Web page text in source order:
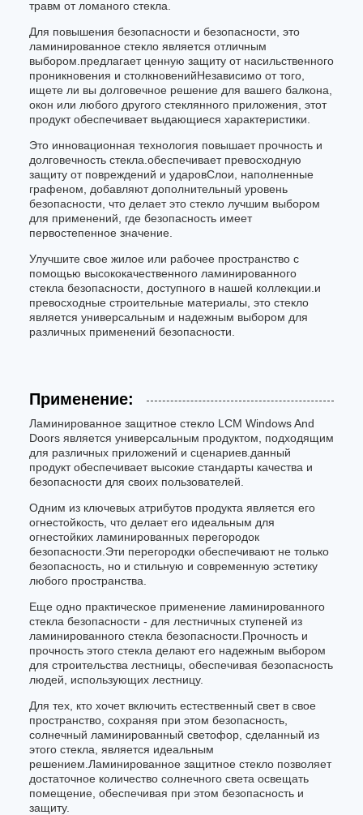
травм от ломаного стекла.
Для повышения безопасности и безопасности, это
ламинированное стекло является отличным
выбором.предлагает ценную защиту от насильственного
проникновения и столкновенийНезависимо от того,
ищете ли вы долговечное решение для вашего балкона,
окон или любого другого стеклянного приложения, этот
продукт обеспечивает выдающиеся характеристики.
Это инновационная технология повышает прочность и
долговечность стекла.обеспечивает превосходную
защиту от повреждений и ударовСлои, наполненные
графеном, добавляют дополнительный уровень
безопасности, что делает это стекло лучшим выбором
для применений, где безопасность имеет
первостепенное значение.
Улучшите свое жилое или рабочее пространство с
помощью высококачественного ламинированного
стекла безопасности, доступного в нашей коллекции.и
превосходные строительные материалы, это стекло
является универсальным и надежным выбором для
различных применений безопасности.
Применение:
Ламинированное защитное стекло LCM Windows And
Doors является универсальным продуктом, подходящим
для различных приложений и сценариев.данный
продукт обеспечивает высокие стандарты качества и
безопасности для своих пользователей.
Одним из ключевых атрибутов продукта является его
огнестойкость, что делает его идеальным для
огнестойких ламинированных перегородок
безопасности.Эти перегородки обеспечивают не только
безопасность, но и стильную и современную эстетику
любого пространства.
Еще одно практическое применение ламинированного
стекла безопасности - для лестничных ступеней из
ламинированного стекла безопасности.Прочность и
прочность этого стекла делают его надежным выбором
для строительства лестницы, обеспечивая безопасность
людей, использующих лестницу.
Для тех, кто хочет включить естественный свет в свое
пространство, сохраняя при этом безопасность,
солнечный ламинированный светофор, сделанный из
этого стекла, является идеальным
решением.Ламинированное защитное стекло позволяет
достаточное количество солнечного света освещать
помещение, обеспечивая при этом безопасность и
защиту.